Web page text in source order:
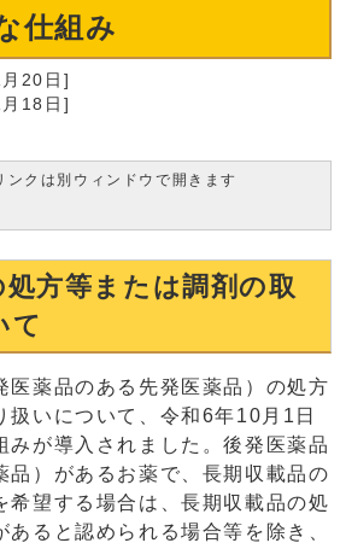
仕組み
20日]
18日]
ンクは別ウィンドウで開きます
方等または調剤の取
て
薬品のある先発医薬品）の処方
扱いについて、令和6年10月1日
みが導入されました。後発医薬品
品）があるお薬で、長期収載品の
希望する場合は、長期収載品の処
ると認められる場合等を除き、